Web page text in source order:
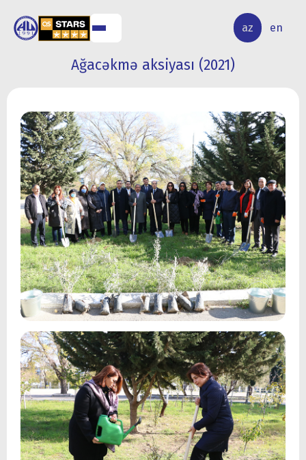
az en
ELMİ
TƏDQİQAT
Ağacəkmə aksiyası (2021)